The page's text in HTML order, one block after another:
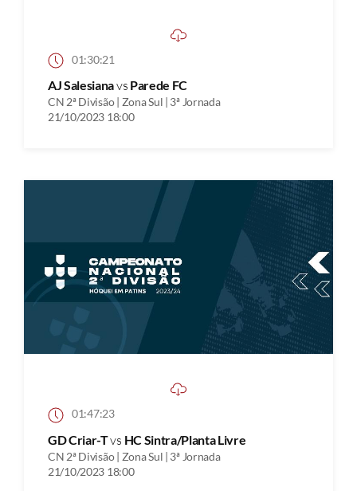
01:30:21
AJ Salesianavs Parede FC
CN 2ª Divisão | Zona Sul | 3ª Jornada
21/10/2023 18:00
01:47:23
GD Criar-Tvs HC Sintra/Planta Livre
CN 2ª Divisão | Zona Sul | 3ª Jornada
21/10/2023 18:00